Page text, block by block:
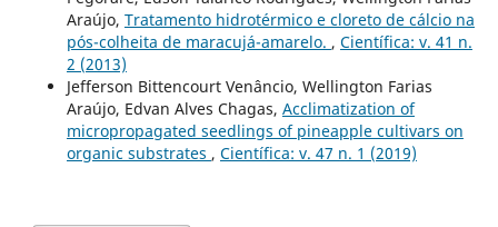
Araújo, Tratamento hidrotérmico e cloreto de cálcio na
pós-colheita de maracujá-amarelo. , Científica: v. 41 n.
2 (2013)
Jefferson Bittencourt Venâncio, Wellington Farias
Araújo, Edvan Alves Chagas, Acclimatization of
micropropagated seedlings of pineapple cultivars on
organic substrates , Científica: v. 47 n. 1 (2019)